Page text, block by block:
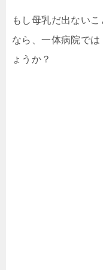
もし母乳だ出ない
なら、一体病院では
ょうか？